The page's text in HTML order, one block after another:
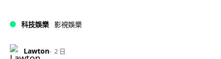
科技娛樂 影視娛樂
Lawton 2 日